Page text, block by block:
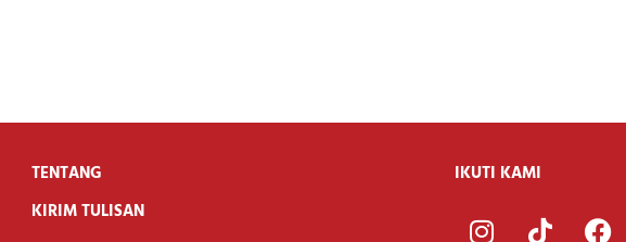
TENTANG
KIRIM TULISAN
IKUTI KAMI